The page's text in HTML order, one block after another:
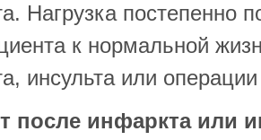
Нагрузка постепенно
к нормальной
инсульта или
после инфаркта или